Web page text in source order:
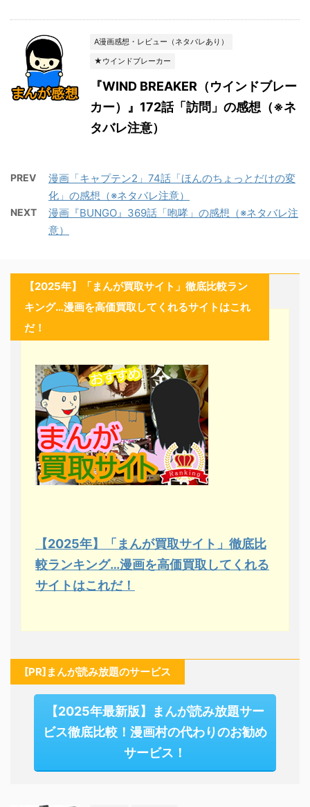
A漫画感想・レビュー（ネタバレあり）
★ウインドブレーカー
『WIND BREAKER（ウインドブレー
カー）』172話「訪問」の感想（※ネ
タバレ注意）
PREV
漫画「キャプテン2」74話「ほんのちょっとだけの変
化」の感想（※ネタバレ注意）
NEXT
漫画『BUNGO』369話「咆哮」の感想（※ネタバレ注
意）
【2025年】「まんが買取サイト」徹底比較ラン
キング…漫画を高価買取してくれるサイトはこれ
だ！
【2025年】「まんが買取サイト」徹底比
較ランキング…漫画を高価買取してくれる
サイトはこれだ！
[PR]まんが読み放題のサービス
【2025年最新版】まんが読み放題サー
ビス徹底比較！漫画村の代わりのお勧め
サービス！